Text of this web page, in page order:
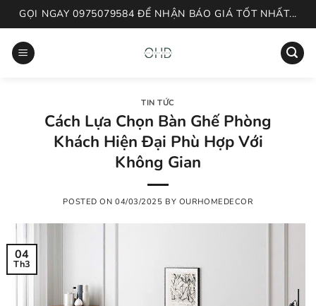
Skip
to
content
GỌI NGAY 0975079584 ĐỂ NHẬN BÁO GIÁ TỐT NHẤT...
TIN TỨC
Cách Lựa Chọn Bàn Ghế Phòng
Khách Hiện Đại Phù Hợp Với
Không Gian
POSTED ON 04/03/2025 BY OURHOMEDECOR
04
Th3